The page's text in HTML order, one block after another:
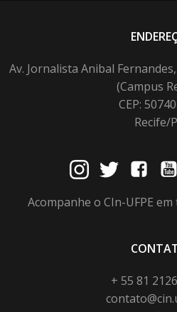
Av. Jornalista Anibal
(Campus
CEP:
Recife/
Acompanhe o CIn-UFPE
+ 55 81